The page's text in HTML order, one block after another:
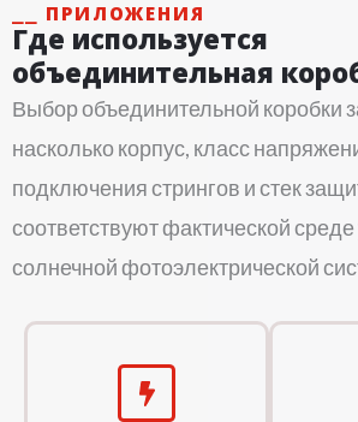
⎯⎯ ПРИЛОЖЕНИЯ
Где используется
объединительная
Выбор объединительной коробки
насколько корпус, класс
подключения стрингов и стек
соответствуют фактической среде
солнечной фотоэлектрической